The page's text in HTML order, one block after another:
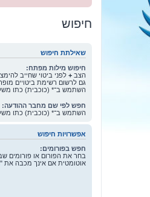
חיפוש
שאילתת חיפוש
חיפוש מילות מפתח:
הצב + לפני ביטוי שחייב
גם לרשום רשימת ביטויים
השתמש ב־* (כוכבית) כתו
חפש לפי שם מחבר ההודעה:
השתמש ב־* (כוכבית) כתו
אפשרויות חיפוש
חפש בפורומים:
בחר את הפורום או פורומים
אוטומטית אם אינך מכבה את